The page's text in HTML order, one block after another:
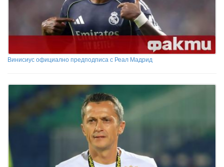
Винисиус официално предподписа с Реал Мадрид